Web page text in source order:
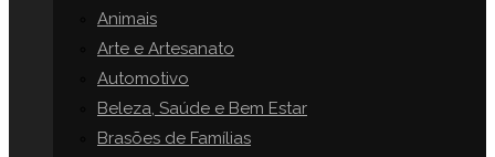
Animais
Arte e Artesanato
Automotivo
Beleza, Saúde e Bem Estar
Brasões de Famílias